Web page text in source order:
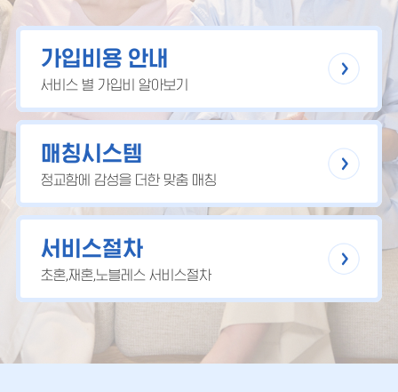
가입비용 안내
서비스 별 가입비 알아보기
매칭시스템
정교함에 감성을 더한 맞춤 매칭
서비스절차
초혼,재혼,노블레스 서비스절차